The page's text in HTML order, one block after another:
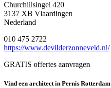
Churchillsingel 420
3137 XB Vlaardingen
Nederland
010 475 2722
https://www.devilderzonneveld.nl/
GRATIS offertes aanvragen
Vind een architect in Pernis Rotterdam